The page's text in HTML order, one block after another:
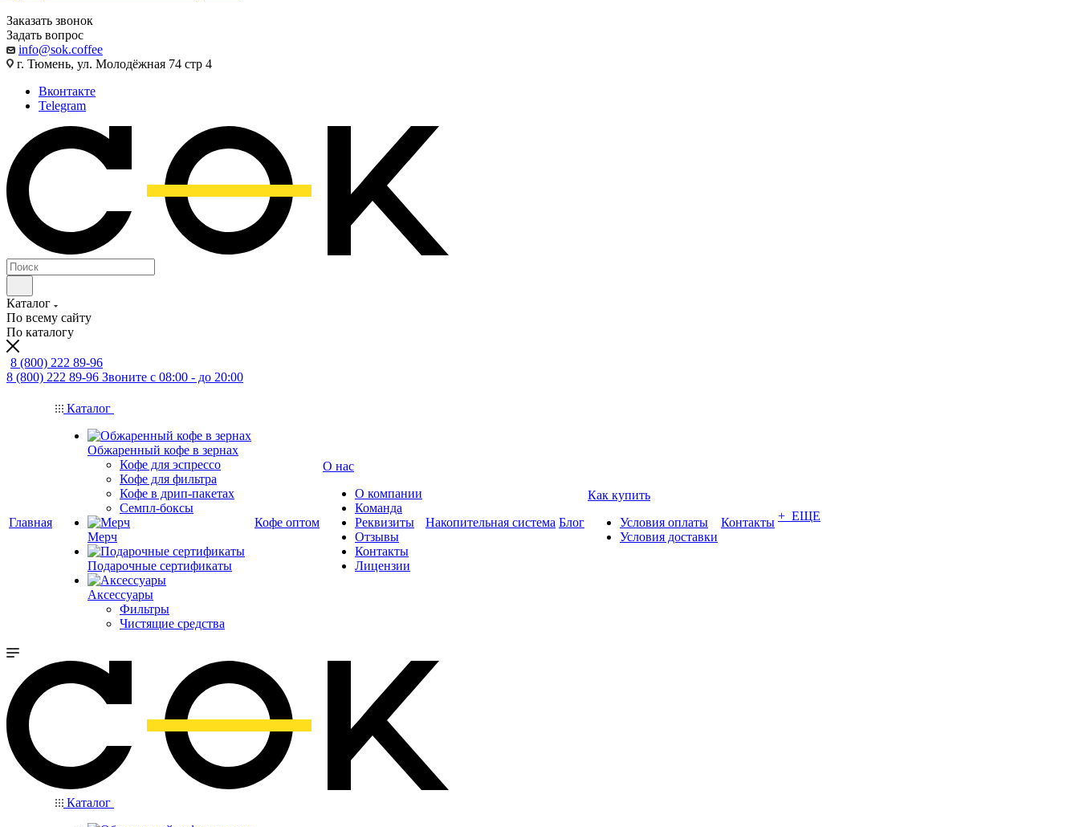
Заказать звонок
Задать вопрос
info@sok.coffee
г. Тюмень, ул. Молодёжная 74 стр 4
Вконтакте
Telegram
Каталог
По всему сайту
По каталогу
8 (800) 222 89-96
8 (800) 222 89-96 Звоните с 08:00 - до 20:00
Главная
Каталог
Обжаренный кофе в зернах
Кофе для эспрессо
Кофе для фильтра
Кофе в дрип-пакетах
Семпл-боксы
Мерч
Подарочные сертификаты
Аксессуары
Фильтры
Чистящие средства
Кофе оптом
О нас
О компании
Команда
Реквизиты
Отзывы
Контакты
Лицензии
Накопительная система Блог
Как купить
Условия оплаты
Условия доставки
Контакты + ЕЩЕ
Каталог